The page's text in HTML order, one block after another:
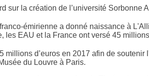
sur la création de l’université Sorbonne
émirienne a donné naissance à
les EAU et la France ont versé 45
millions d’euros en 2017 afin de
du Louvre à Paris.